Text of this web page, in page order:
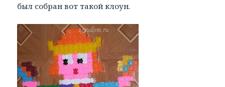
был собран вот такой клоун.